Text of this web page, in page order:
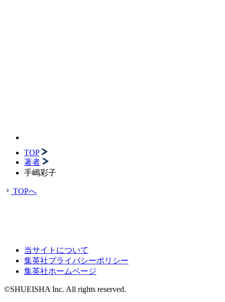
TOP
著者
手嶋彩子
TOPへ
当サイトについて
集英社プライバシーポリシー
集英社ホームページ
©SHUEISHA Inc. All rights reserved.